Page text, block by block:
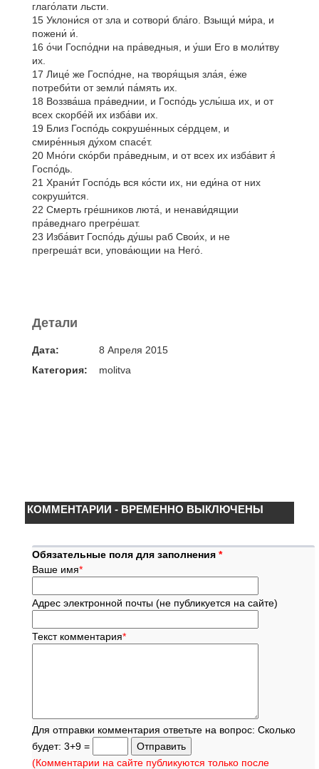
глаго́лати льсти.
15 Уклони́ся от зла и сотвори́ бла́го. Взыщи́ ми́ра, и
пожени́ и́.
16 о́чи Госпо́дни на пра́ведныя, и у́ши Его в моли́тву
их.
17 Лице́ же Госпо́дне, на творя́щыя зла́я, е́же
потреби́ти от земли́ па́мять их.
18 Воззва́ша пра́веднии, и Госпо́дь услы́ша их, и от
всех скорбе́й их изба́ви их.
19 Близ Госпо́дь сокруше́нных се́рдцем, и
смире́нныя ду́хом спасе́т.
20 Мно́ги ско́рби пра́ведным, и от всех их изба́вит я́
Госпо́дь.
21 Храни́т Госпо́дь вся ко́сти их, ни еди́на от них
сокруши́тся.
22 Смерть гре́шников люта́, и ненави́дящии
пра́веднаго прегре́шат.
23 Изба́вит Госпо́дь ду́шы раб Свои́х, и не
прегреша́т вси, упова́ющии на Него́.
Детали
Дата:
8 Апреля 2015
Категория:
molitva
КОММЕНТАРИИ - ВРЕМЕННО ВЫКЛЮЧЕНЫ
Обязательные поля для заполнения *
Ваше имя*
Адрес электронной почты (не публикуется на сайте)
Текст комментария*
Для отправки комментария ответьте на вопрос: Сколько
будет: 3+9 =
(Комментарии на сайте публикуются только после